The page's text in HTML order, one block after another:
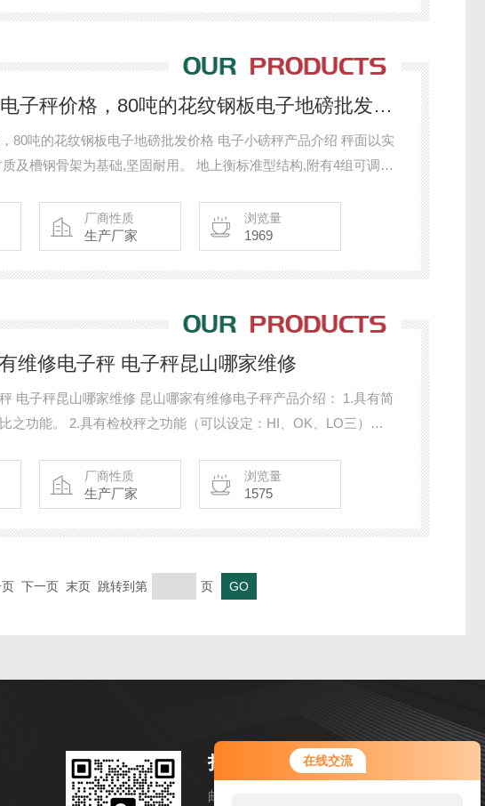
在线交流
SCS80吨地磅电子秤价格，80吨的花纹钢板电子地磅批发价格
钢板电子地磅批发价格 电子小磅秤产品介绍 秤面以实
及槽钢骨架为基础,坚固耐用。 地上衡标准型结构,附有4组可调式
接使用,以读取重量数据及启动其它功能。
厂商性质
生产厂家
浏览量
1969
维修电子秤 电子秤昆山哪家维修
电子秤昆山哪家维修 昆山哪家有维修电子秤产品介绍： 1.具有简
之功能。 2.具有检校秤之功能（可以设定：HI、OK、LO三）。
（26mm）显示清晰易读，具有LED背光之功能。 7.可接4组
厂商性质
生产厂家
浏览量
1575
下一页 末页 跳转到第 页
扫码加微信
邮箱：huangshujuan13328052090@j-sky.cn